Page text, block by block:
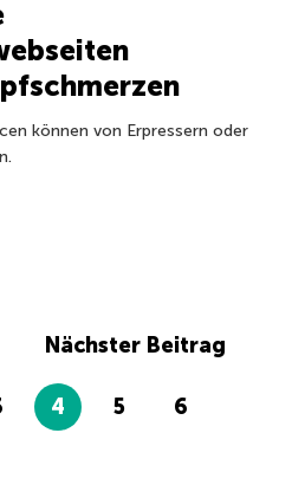
können von Erpressern oder
4 5 6
Nächster Beitrag